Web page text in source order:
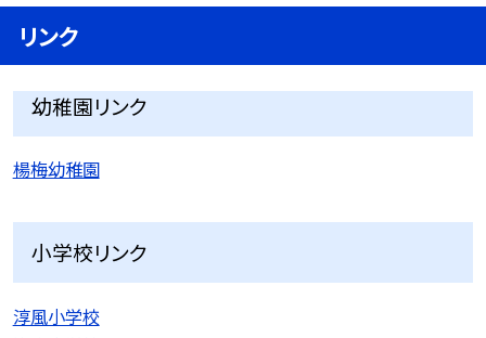
リンク
幼稚園リンク
楊梅幼稚園
小学校リンク
淳風小学校